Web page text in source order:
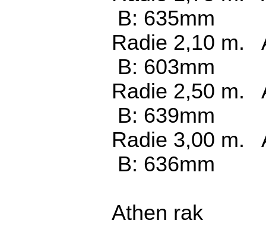
B: 635mm
Radie 2,10 m.
B: 603mm
Radie 2,50 m.
B: 639mm
Radie 3,00 m.
B: 636mm
Athen rak